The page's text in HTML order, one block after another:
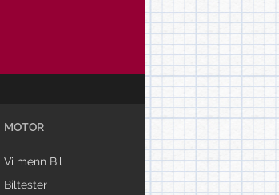
MOTOR
Vi menn Bil
Biltester